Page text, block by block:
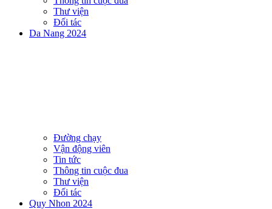
Thư viện
Đối tác
Da Nang 2024
Đường chạy
Vận động viên
Tin tức
Thông tin cuộc đua
Thư viện
Đối tác
Quy Nhon 2024